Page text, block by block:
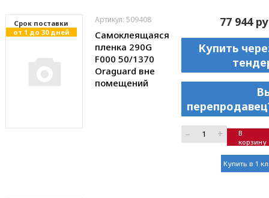
Cрок поставки
от 1 до 30 дней
Артикул: 509408
Самоклеящаяся
пленка 290G
F000 50/1370
Oraguard вне
помещений
77 944
Купить
– +
В
корзину
Купить в 1